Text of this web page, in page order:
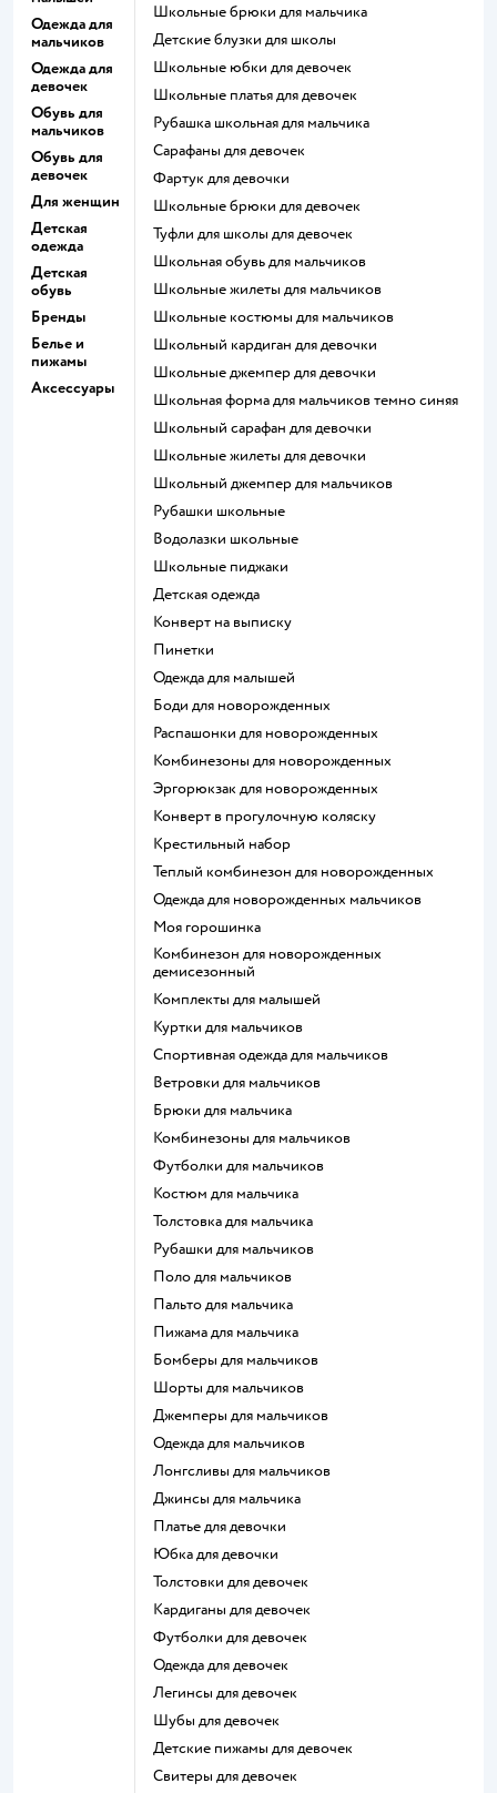
Одежда для
мальчиков
Одежда для
девочек
Обувь для
мальчиков
Обувь для
девочек
Для женщин
Детская
одежда
Детская
обувь
Бренды
Белье и
пижамы
Аксессуары
Школьные брюки для мальчика
Детские блузки для школы
Школьные юбки для девочек
Школьные платья для девочек
Рубашка школьная для мальчика
Сарафаны для девочек
Фартук для девочки
Школьные брюки для девочек
Туфли для школы для девочек
Школьная обувь для мальчиков
Школьные жилеты для мальчиков
Школьные костюмы для мальчиков
Школьный кардиган для девочки
Школьные джемпер для девочки
Школьная форма для мальчиков темно синяя
Школьный сарафан для девочки
Школьные жилеты для девочки
Школьный джемпер для мальчиков
Рубашки школьные
Водолазки школьные
Школьные пиджаки
Детская одежда
Конверт на выписку
Пинетки
Одежда для малышей
Боди для новорожденных
Распашонки для новорожденных
Комбинезоны для новорожденных
Эргорюкзак для новорожденных
Конверт в прогулочную коляску
Крестильный набор
Теплый комбинезон для новорожденных
Одежда для новорожденных мальчиков
Моя горошинка
Комбинезон для новорожденных
демисезонный
Комплекты для малышей
Куртки для мальчиков
Спортивная одежда для мальчиков
Ветровки для мальчиков
Брюки для мальчика
Комбинезоны для мальчиков
Футболки для мальчиков
Костюм для мальчика
Толстовка для мальчика
Рубашки для мальчиков
Поло для мальчиков
Пальто для мальчика
Пижама для мальчика
Бомберы для мальчиков
Шорты для мальчиков
Джемперы для мальчиков
Одежда для мальчиков
Лонгсливы для мальчиков
Джинсы для мальчика
Платье для девочки
Юбка для девочки
Толстовки для девочек
Кардиганы для девочек
Футболки для девочек
Одежда для девочек
Легинсы для девочек
Шубы для девочек
Детские пижамы для девочек
Свитеры для девочек